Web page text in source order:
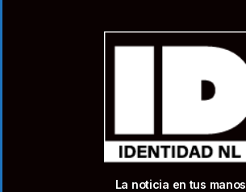
La noticia en tus manos